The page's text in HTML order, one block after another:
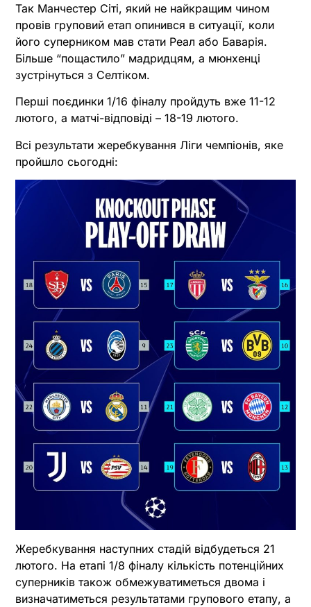
Так Манчестер Сіті, який не найкращим чином
провів груповий етап опинився в ситуації, коли
його суперником мав стати Реал або Баварія.
Більше “пощастило” мадридцям, а мюнхенці
зустрінуться з Селтіком.
Перші поєдинки 1/16 фіналу пройдуть вже 11-12
лютого, а матчі-відповіді – 18-19 лютого.
Всі результати жеребкування Ліги чемпіонів, яке
пройшло сьогодні:
Жеребкування наступних стадій відбудеться 21
лютого. На етапі 1/8 фіналу кількість потенційних
суперників також обмежуватиметься двома і
визначатиметься результатами групового етапу, а